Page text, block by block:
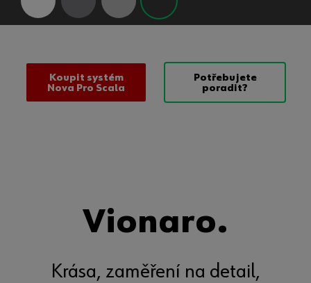
Koupit systém
Nova Pro Scala
Potřebujete
poradit?
Vionaro.
Krása, zaměření na detail,